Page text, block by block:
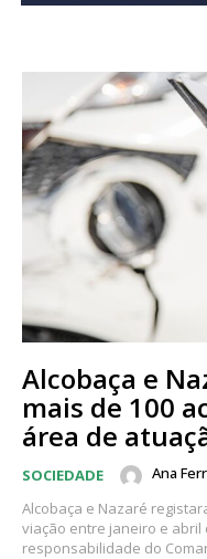
Alcobaça e
mais de 100
área de
SOCIEDADE Ana
Alcobaça e Nazaré
viação entre janeiro e abril
responsabilidade do